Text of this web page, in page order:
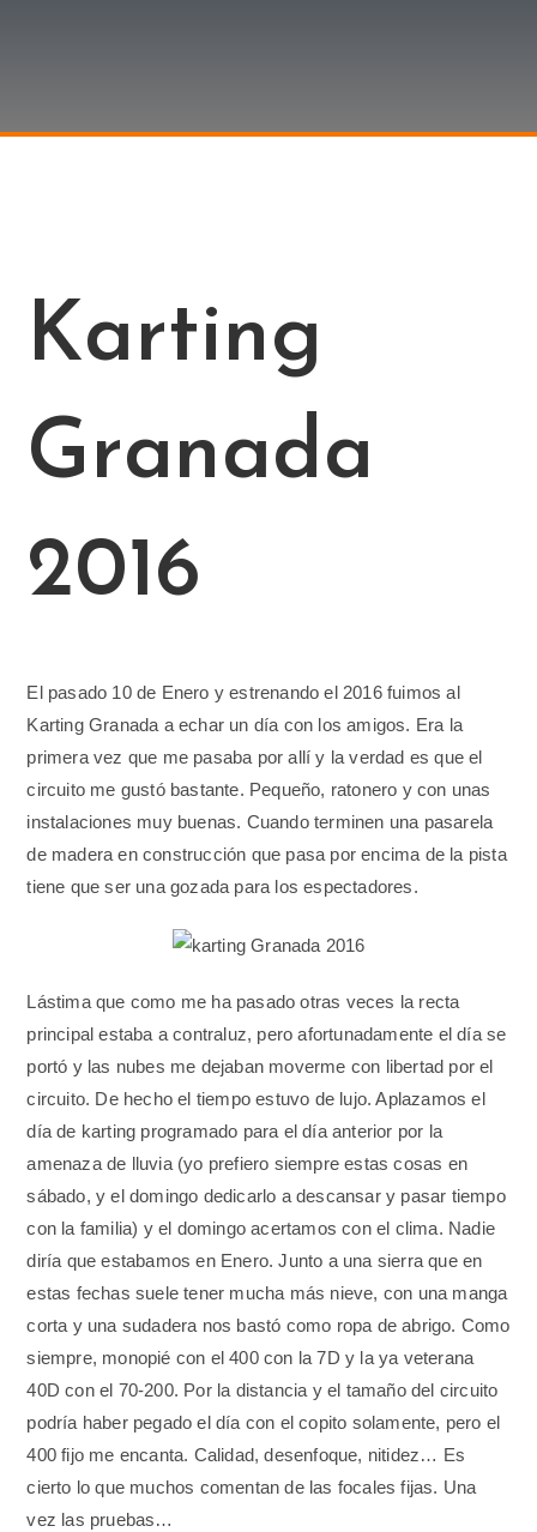
Karting
Granada
2016
El pasado 10 de Enero y estrenando el 2016 fuimos al
Karting Granada a echar un día con los amigos. Era la
primera vez que me pasaba por allí y la verdad es que el
circuito me gustó bastante. Pequeño, ratonero y con unas
instalaciones muy buenas. Cuando terminen una pasarela
de madera en construcción que pasa por encima de la pista
tiene que ser una gozada para los espectadores.
Lástima que como me ha pasado otras veces la recta
principal estaba a contraluz, pero afortunadamente el día se
portó y las nubes me dejaban moverme con libertad por el
circuito. De hecho el tiempo estuvo de lujo. Aplazamos el
día de karting programado para el día anterior por la
amenaza de lluvia (yo prefiero siempre estas cosas en
sábado, y el domingo dedicarlo a descansar y pasar tiempo
con la familia) y el domingo acertamos con el clima. Nadie
diría que estabamos en Enero. Junto a una sierra que en
estas fechas suele tener mucha más nieve, con una manga
corta y una sudadera nos bastó como ropa de abrigo. Como
siempre, monopié con el 400 con la 7D y la ya veterana
40D con el 70-200. Por la distancia y el tamaño del circuito
podría haber pegado el día con el copito solamente, pero el
400 fijo me encanta. Calidad, desenfoque, nitidez… Es
cierto lo que muchos comentan de las focales fijas. Una
vez las pruebas…